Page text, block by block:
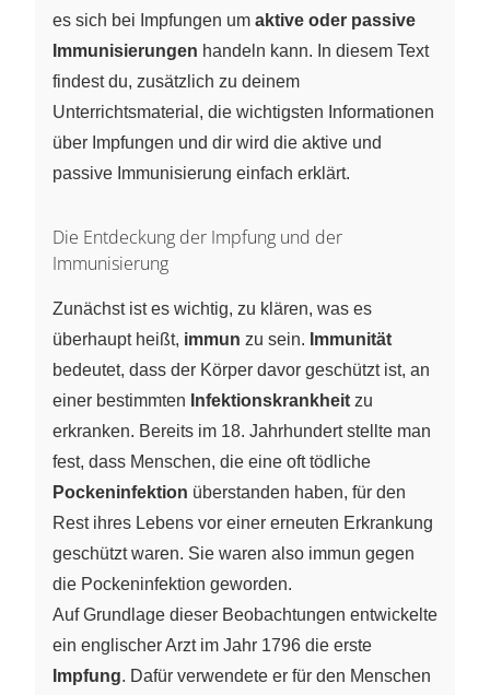
es sich bei Impfungen um aktive oder passive
Immunisierungen handeln kann. In diesem Text
findest du, zusätzlich zu deinem
Unterrichtsmaterial, die wichtigsten Informationen
über Impfungen und dir wird die aktive und
passive Immunisierung einfach erklärt.
Die Entdeckung der Impfung und der
Immunisierung
Zunächst ist es wichtig, zu klären, was es
überhaupt heißt, immun zu sein. Immunität
bedeutet, dass der Körper davor geschützt ist, an
einer bestimmten Infektionskrankheit zu
erkranken. Bereits im 18. Jahrhundert stellte man
fest, dass Menschen, die eine oft tödliche
Pockeninfektion überstanden haben, für den
Rest ihres Lebens vor einer erneuten Erkrankung
geschützt waren. Sie waren also immun gegen
die Pockeninfektion geworden.
Auf Grundlage dieser Beobachtungen entwickelte
ein englischer Arzt im Jahr 1796 die erste
Impfung. Dafür verwendete er für den Menschen